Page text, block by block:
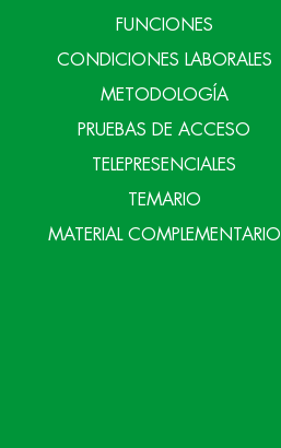
FUNCIONES
CONDICIONES LABORALES
METODOLOGÍA
PRUEBAS DE ACCESO
TELEPRESENCIALES
TEMARIO
MATERIAL COMPLEMENTARIO